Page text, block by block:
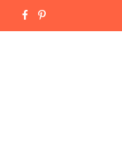
P